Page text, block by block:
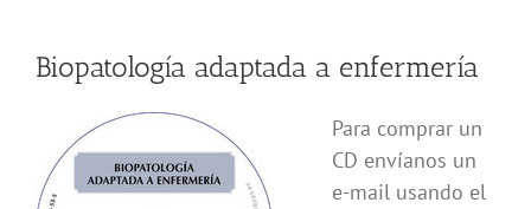
Biopatología adaptada a enfermería
Para comprar un
CD envíanos un
e-mail usando el